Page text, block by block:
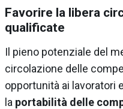
Favorire la libera
qualificate
Il pieno potenziale del
circolazione delle
opportunità ai lavoratori
la portabilità delle